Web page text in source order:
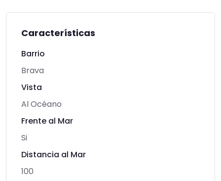
Características
Barrio
Brava
Vista
Al Océano
Frente al Mar
Si
Distancia al Mar
100